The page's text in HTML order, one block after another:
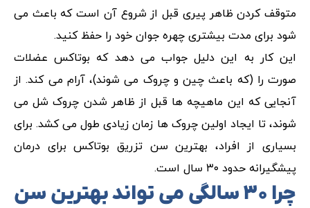
متوقف کردن ظاهر پیری قبل از شروع آن است که باعث می
شود برای مدت بیشتری چهره جوان خود را حفظ کنید.
این کار به این دلیل جواب می دهد که بوتاکس عضلات
صورت را (که باعث چین و چروک می شوند)، آرام می کند. از
آنجایی که این ماهیچه ها قبل از ظاهر شدن چروک شل می
شوند، تا ایجاد اولین چروک ها زمان زیادی طول می کشد. برای
بسیاری از افراد، بهترین سن تزریق بوتاکس برای درمان
پیشگیرانه حدود ۳۰ سال است.
چرا ۳۰ سالگی می تواند بهترین سن